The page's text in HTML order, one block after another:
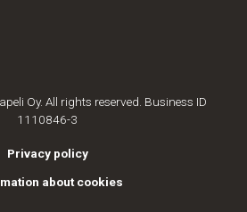
Oy. All rights reserved. Business ID
1110846-3
Privacy policy
about cookies